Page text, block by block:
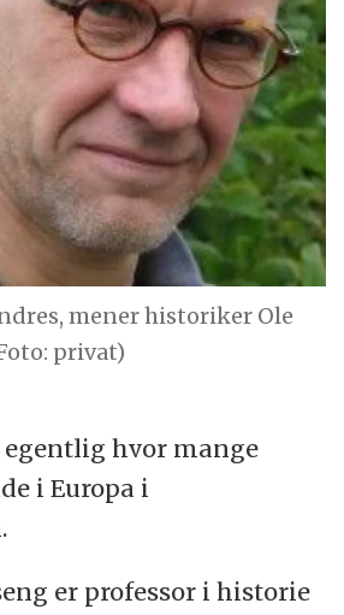
mener historiker Ole
privat)
hvor mange
i Europa i
er professor i historie